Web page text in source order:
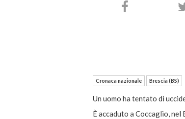
Cronaca nazionale Brescia (BS)
Un uomo ha tentato di
È accaduto a Coccaglio,